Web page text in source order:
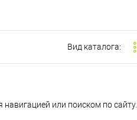
Вид каталога:
навигацией или поиском по сайту.